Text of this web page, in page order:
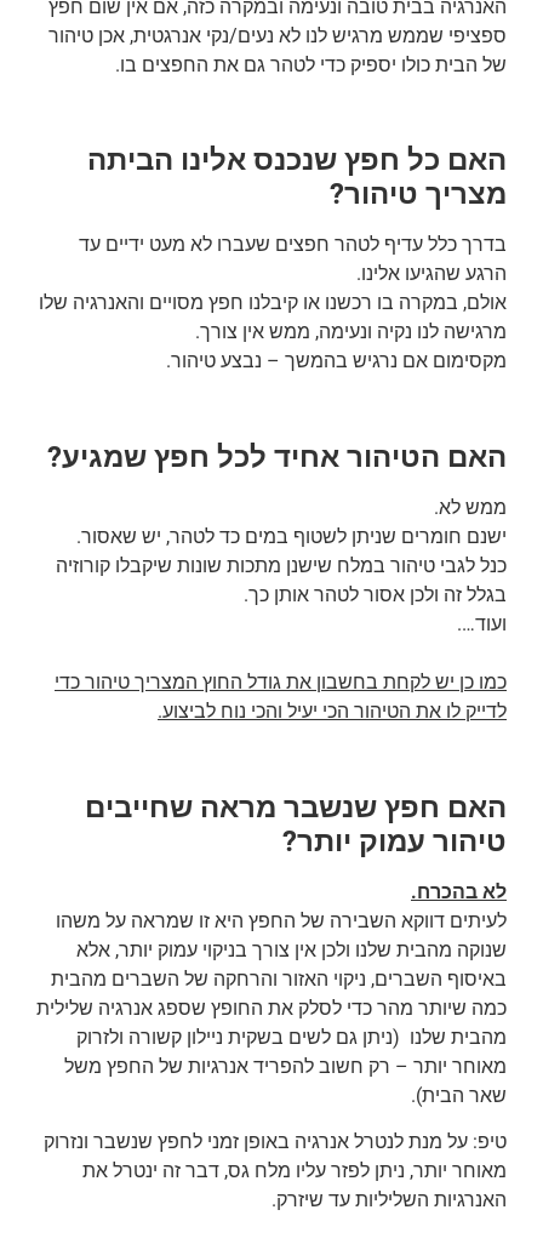
האנרגיה בבית טובה ונעימה ובמקרה כזה, אם אין שום חפץ
ספציפי שממש מרגיש לנו לא נעים/נקי אנרגטית, אכן טיהור
של הבית כולו יספיק כדי לטהר גם את החפצים בו.
האם כל חפץ שנכנס אלינו הביתה
מצריך טיהור?
בדרך כלל עדיף לטהר חפצים שעברו לא מעט ידיים עד
הרגע שהגיעו אלינו.
אולם, במקרה בו רכשנו או קיבלנו חפץ מסויים והאנרגיה שלו
מרגישה לנו נקיה ונעימה, ממש אין צורך.
מקסימום אם נרגיש בהמשך – נבצע טיהור.
האם הטיהור אחיד לכל חפץ שמגיע?
ממש לא.
ישנם חומרים שניתן לשטוף במים כד לטהר, יש שאסור.
כנל לגבי טיהור במלח שישנן מתכות שונות שיקבלו קורוזיה
בגלל זה ולכן אסור לטהר אותן כך.
ועוד….
כמו כן יש לקחת בחשבון את גודל החוץ המצריך טיהור כדי
לדייק לו את הטיהור הכי יעיל והכי נוח לביצוע.
האם חפץ שנשבר מראה שחייבים
טיהור עמוק יותר?
לא בהכרח.
לעיתים דווקא השבירה של החפץ היא זו שמראה על משהו
שנוקה מהבית שלנו ולכן אין צורך בניקוי עמוק יותר, אלא
באיסוף השברים, ניקוי האזור והרחקה של השברים מהבית
כמה שיותר מהר כדי לסלק את החופץ שספג אנרגיה שלילית
מהבית שלנו (ניתן גם לשים בשקית ניילון קשורה ולזרוק
מאוחר יותר – רק חשוב להפריד אנרגיות של החפץ משל
שאר הבית).
טיפ: על מנת לנטרל אנרגיה באופן זמני לחפץ שנשבר ונזרוק
מאוחר יותר, ניתן לפזר עליו מלח גס, דבר זה ינטרל את
האנרגיות השליליות עד שיזרק.